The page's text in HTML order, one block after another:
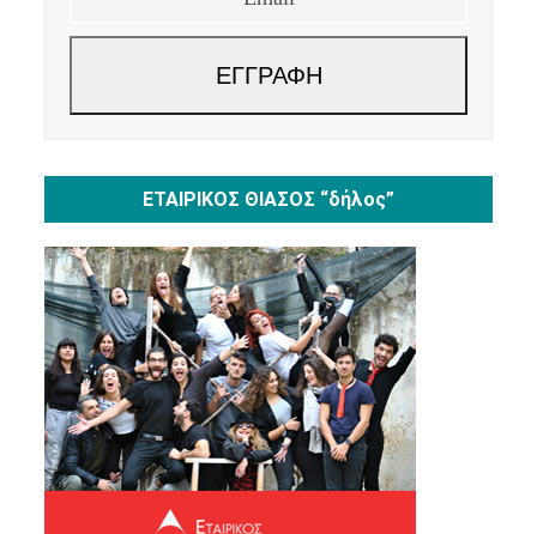
ΕΓΓΡΑΦΗ
ΕΤΑΙΡΙΚΟΣ ΘΙΑΣΟΣ “δήλος”